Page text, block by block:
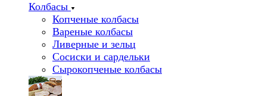
Колбасы
Копченые колбасы
Вареные колбасы
Ливерные и зельц
Сосиски и сардельки
Сырокопченые колбасы